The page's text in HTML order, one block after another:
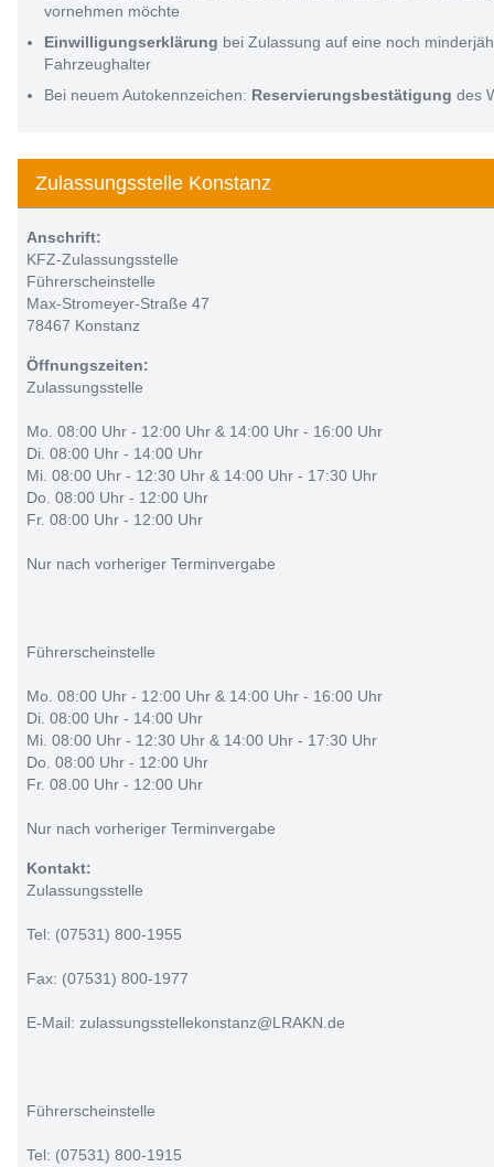
vornehmen möchte
Einwilligungserklärung bei Zulassung auf eine noch
Fahrzeughalter
Bei neuem Autokennzeichen: Reservierungsbestätigung des
Zulassungsstelle Konstanz
Anschrift:
KFZ-Zulassungsstelle
Führerscheinstelle
Max-Stromeyer-Straße 47
78467 Konstanz
Öffnungszeiten:
Zulassungsstelle
Mo. 08:00 Uhr - 12:00 Uhr & 14:00 Uhr - 16:00 Uhr
Di. 08:00 Uhr - 14:00 Uhr
Mi. 08:00 Uhr - 12:30 Uhr & 14:00 Uhr - 17:30 Uhr
Do. 08:00 Uhr - 12:00 Uhr
Fr. 08:00 Uhr - 12:00 Uhr
Nur nach vorheriger Terminvergabe
Führerscheinstelle
Mo. 08:00 Uhr - 12:00 Uhr & 14:00 Uhr - 16:00 Uhr
Di. 08:00 Uhr - 14:00 Uhr
Mi. 08:00 Uhr - 12:30 Uhr & 14:00 Uhr - 17:30 Uhr
Do. 08:00 Uhr - 12:00 Uhr
Fr. 08.00 Uhr - 12:00 Uhr
Nur nach vorheriger Terminvergabe
Kontakt:
Zulassungsstelle
Tel: (07531) 800-1955
Fax: (07531) 800-1977
E-Mail: zulassungsstellekonstanz@LRAKN.de
Führerscheinstelle
Tel: (07531) 800-1915